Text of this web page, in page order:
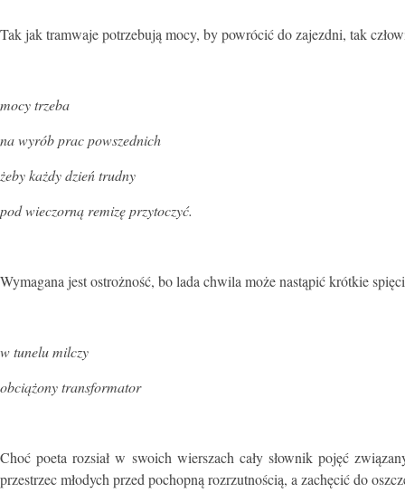
Tak jak tramwaje potrzebują mocy, by powrócić do zajezdni, tak
mocy trzeba
na wyrób prac powszednich
żeby każdy dzień trudny
pod wieczorną remizę przytoczyć.
Wymagana jest ostrożność, bo lada chwila może nastąpić krótkie
w tunelu milczy
obciążony transformator
Choć poeta rozsiał w swoich wierszach cały słownik pojęć
przestrzec młodych przed pochopną rozrzutnością, a zachęcić do